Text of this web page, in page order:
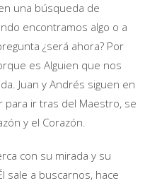
una búsqueda de
encontramos algo o a
¿será ahora? Por
es Alguien que nos
Juan y Andrés siguen en
para ir tras del Maestro, se
y el Corazón.
con su mirada y su
sale a buscarnos, hace